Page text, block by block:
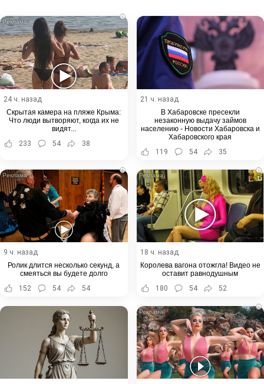
i
24 ч. назад
Скрытая камера на пляже Крыма:
Что люди вытворяют, когда их не
видят...
233
54 38
21 ч. назад
В Хабаровске пресекли
незаконную выдачу займов
населению - Новости Хабаровска и
Хабаровского края
119
54 35
i
9 ч. назад
Ролик длится несколько секунд, а
смеяться вы будете долго
152
54 54
i
18 ч. назад
Королева вагона отожгла! Видео не
оставит равнодушным
180
54 52
i